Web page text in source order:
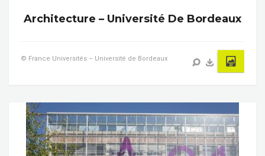
Architecture – Université De Bordeaux
© France Universités – Université de Bordeaux